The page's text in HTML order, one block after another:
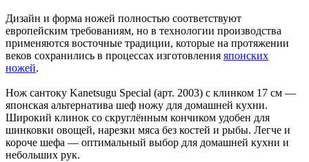
Дизайн и форма ножей полностью соответствуют
европейским требованиям, но в технологии производства
применяются восточные традиции, которые на протяжении
веков сохранились в процессах изготовления японских
ножей.
Нож сантоку Kanetsugu Special (арт. 2003) с клинком 17 см —
японская альтернатива шеф ножу для домашней кухни.
Широкий клинок со скруглённым кончиком удобен для
шинковки овощей, нарезки мяса без костей и рыбы. Легче и
короче шефа — оптимальный выбор для домашней кухни и
небольших рук.